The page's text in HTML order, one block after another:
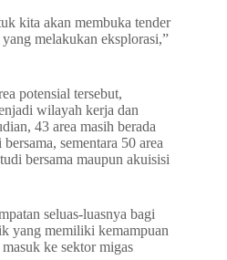
kita akan membuka tender
melakukan eksplorasi,”
potensial tersebut,
wilayah kerja dan
43 area masih berada
bersama, sementara 50 area
bersama maupun akuisisi
seluas-luasnya bagi
yang memiliki kemampuan
ke sektor migas